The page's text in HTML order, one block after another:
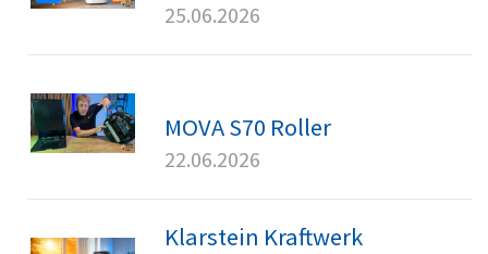
25.06.2026
MOVA S70 Roller
22.06.2026
Klarstein Kraftwerk